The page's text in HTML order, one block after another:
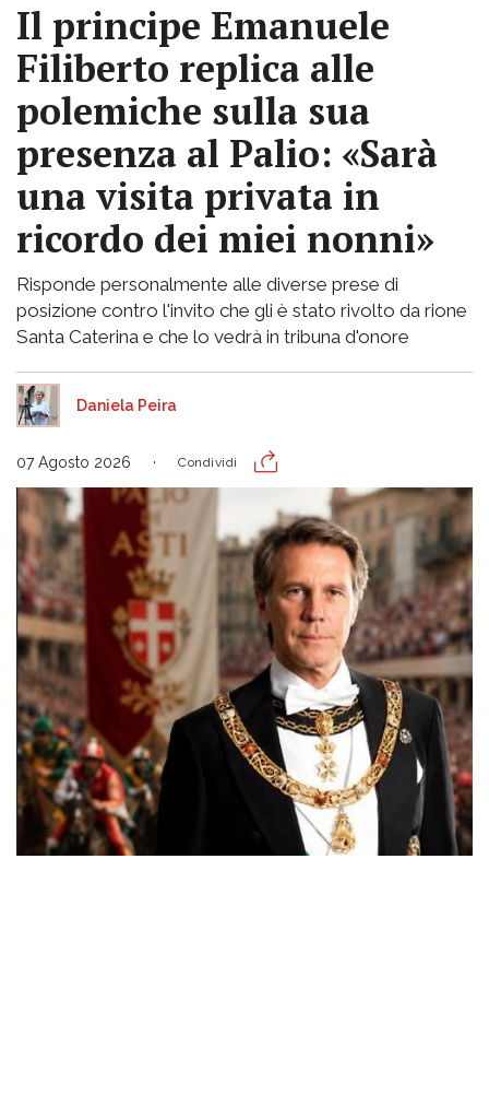
Il principe Emanuele
Filiberto replica alle
polemiche sulla sua
presenza al Palio: «Sarà
una visita privata in
ricordo dei miei nonni»
Risponde personalmente alle diverse prese di
posizione contro l'invito che gli è stato rivolto da rione
Santa Caterina e che lo vedrà in tribuna d'onore
Daniela Peira
07 Agosto 2026 Condividi